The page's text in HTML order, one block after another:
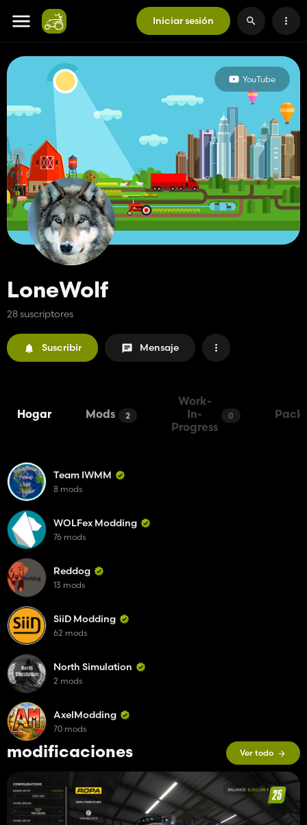
Iniciar sesión
YouTube
LoneWolf
28 suscriptores
Suscribir Mensaje
Hogar Mods 2
Work-
In-
Progress
0
modificaciones Ver todo
Team IWMM
8 mods
WOLFex Modding
76 mods
Reddog
13 mods
SiiD Modding
62 mods
North Simulation
2 mods
AxelModding
70 mods